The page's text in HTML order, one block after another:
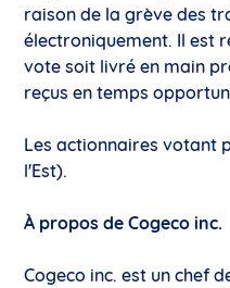
raison de la grève des
électroniquement. Il est
vote soit livré en main
reçus en temps
Les actionnaires votant
l'Est).
À propos de Cogeco inc.
Cogeco inc. est un chef